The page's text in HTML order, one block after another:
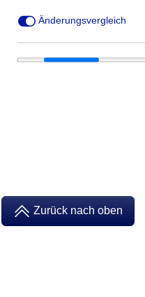
Änderungsvergleich
Zurück nach oben